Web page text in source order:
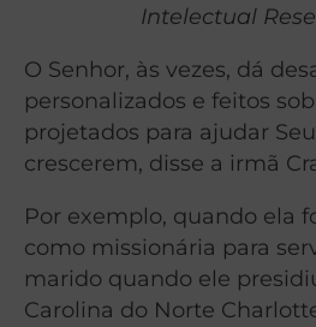
Intelectual
O Senhor, às vezes, dá
personalizados e feitos
projetados para ajudar
crescerem, disse a irmã
Por exemplo, quando ela
como missionária para
marido quando ele
Carolina do Norte